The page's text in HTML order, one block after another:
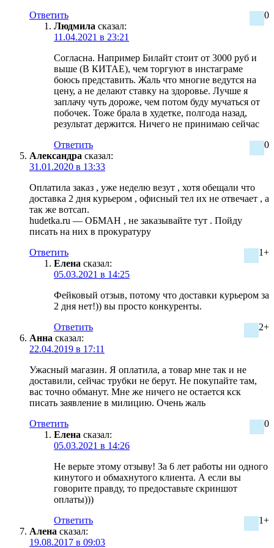
0
Ответить
Людмила сказал:
11.04.2021 в 23:21
Согласна. Например Билайт стоит от 3000 руб и
выше (В КИТАЕ), чем торгуют в инстаграме
боюсь представить. Жаль что многие ведутся на
цену, а не делают ставку на здоровье. Лучше я
заплачу чуть дороже, чем потом буду мучаться от
побочек. Тоже брала в худетке, полгода назад,
результат держится. Ничего не принимаю сейчас
0
Ответить
Александра сказал:
31.01.2020 в 13:33
Оплатила заказ , уже неделю везут , хотя обещали что
доставка 2 дня курьером , офисный тел их не отвечает , а
так же вотсап.
hudetka.ru — ОБМАН , не заказывайте тут . Пойду
писать на них в прокуратуру
1+
Ответить
Елена сказал:
05.03.2021 в 14:25
Фейковый отзыв, потому что доставки курьером за
2 дня нет!)) вы просто конкуренты.
2+
Ответить
Анна сказал:
22.04.2019 в 17:11
Ужасный магазин. Я оплатила, а товар мне так и не
доставили, сейчас трубки не берут. Не покупайте там,
вас точно обманут. Мне же ничего не остается кск
писать заявление в милицию. Очень жаль
0
Ответить
Елена сказал:
05.03.2021 в 14:26
Не верьте этому отзыву! За 6 лет работы ни одного
кинутого и обмахнутого клиента. А если вы
говорите правду, то предоставьте скриншот
оплаты)))
1+
Ответить
Алена сказал:
19.08.2017 в 09:03